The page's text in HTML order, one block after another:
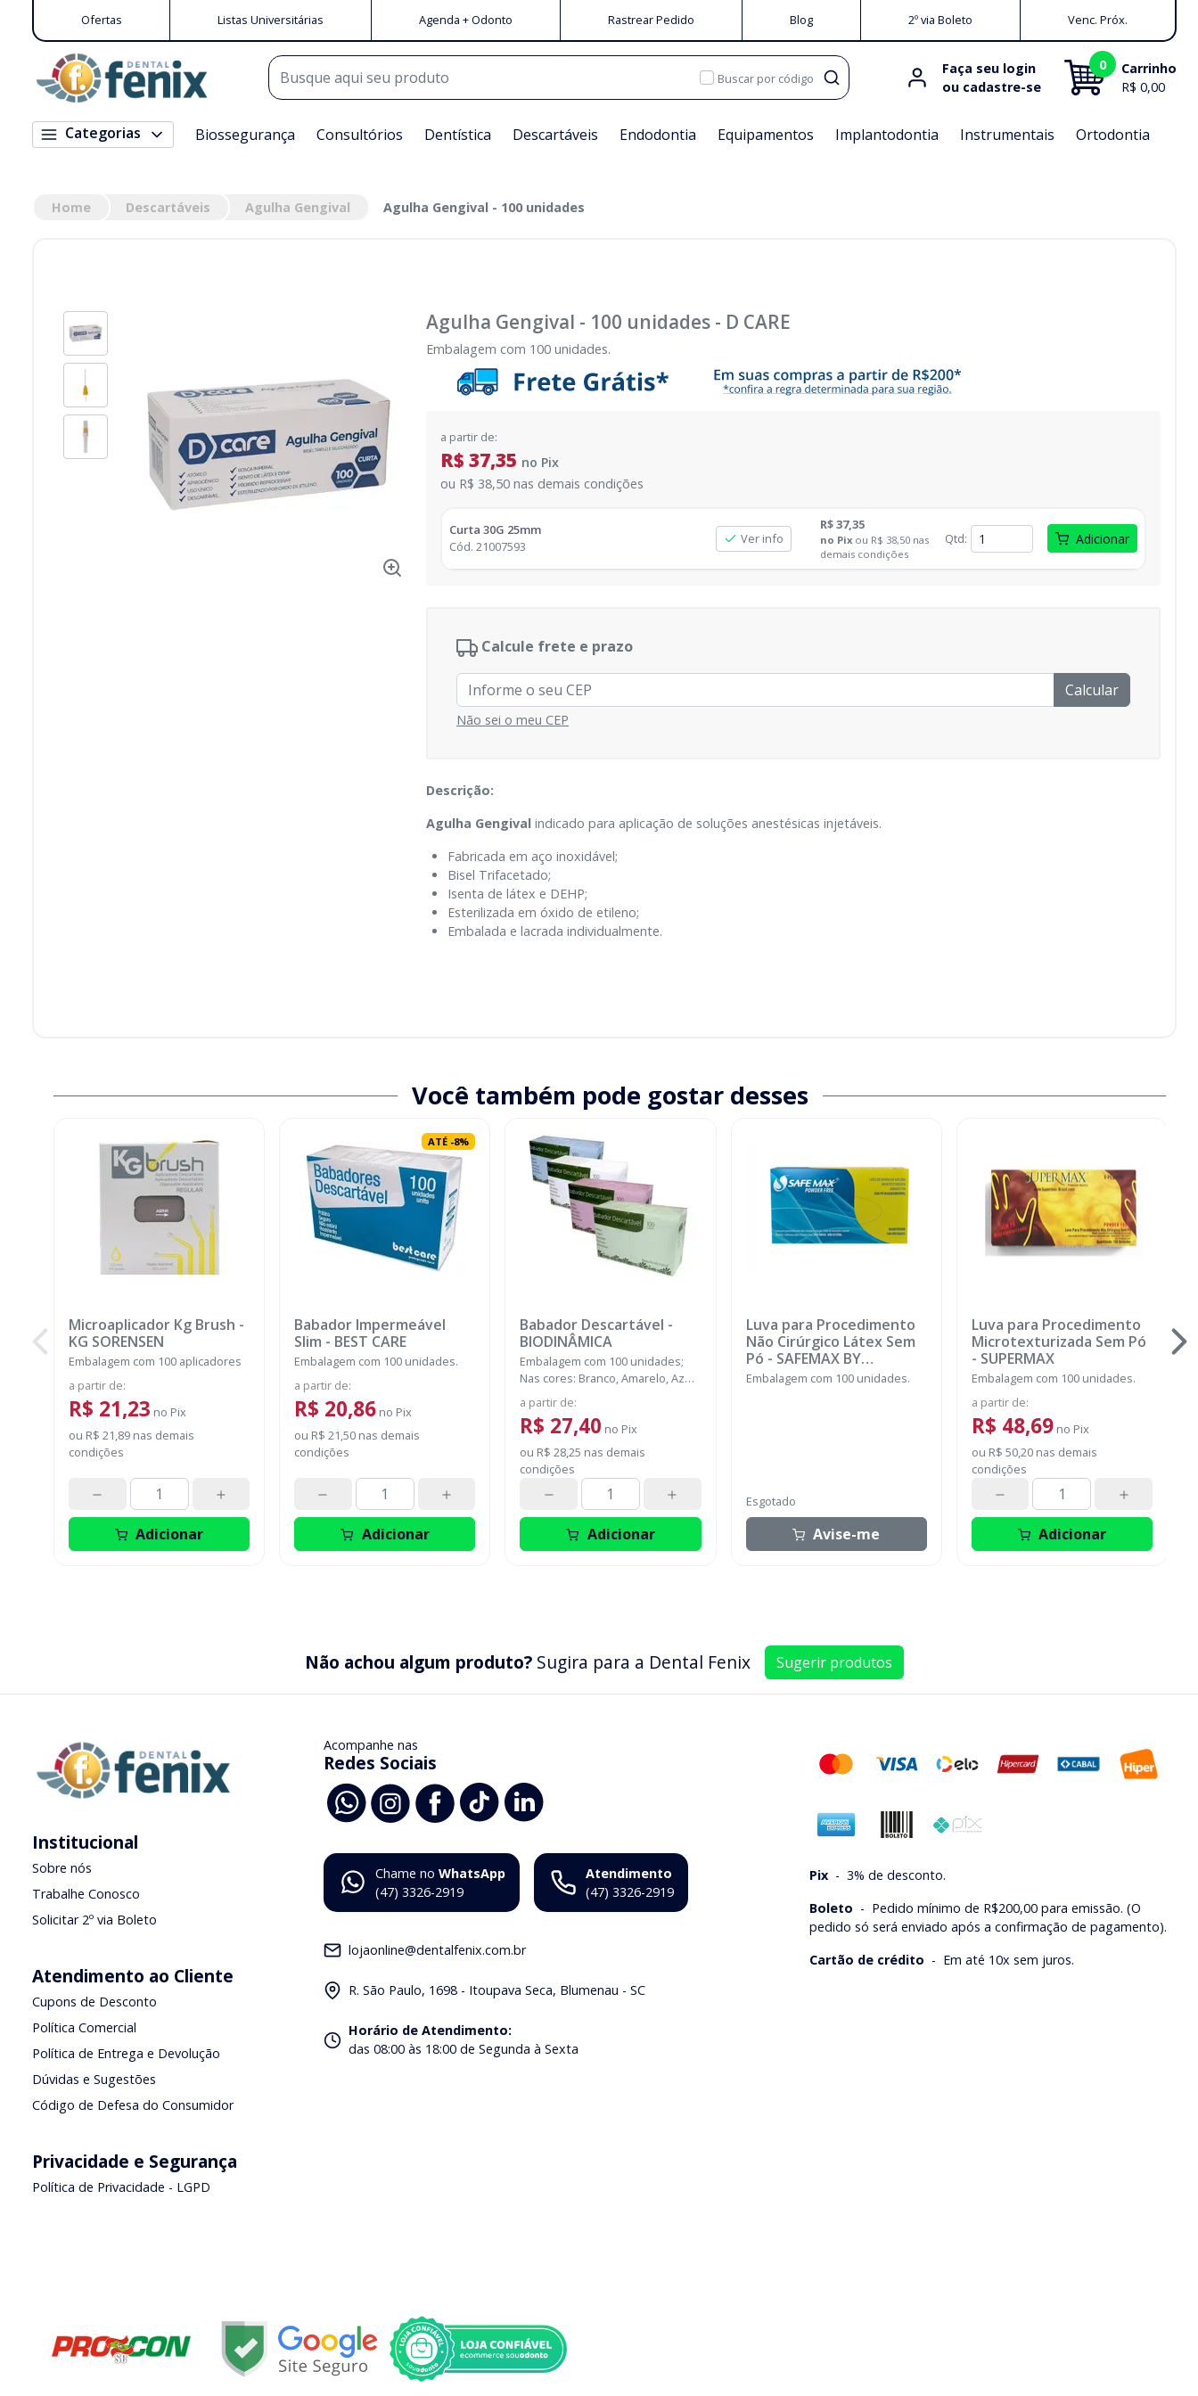
Ofertas Listas Universitárias Agenda + Odonto Rastrear Pedido Blog 2º via Boleto Venc. Próx.
Buscar por código
Faça seu login
ou cadastre-se
0
Carrinho
R$ 0,00
Categorias Biossegurança Consultórios Dentística Descartáveis Endodontia Equipamentos Implantodontia Instrumentais Ortodontia
Home Descartáveis Agulha Gengival Agulha Gengival - 100 unidades
Agulha Gengival - 100 unidades - D CARE
Embalagem com 100 unidades.
a partir de:
R$ 37,35 no Pix
ou R$ 38,50 nas demais condições
Curta 30G 25mm
Cód. 21007593 Ver info
R$ 37,35
no Pix ou R$ 38,50 nas
demais condições
Qtd: Adicionar
Calcule frete e prazo
Calcular
Não sei o meu CEP
Descrição:
Agulha Gengival indicado para aplicação de soluções anestésicas injetáveis.
Fabricada em aço inoxidável;
Bisel Trifacetado;
Isenta de látex e DEHP;
Esterilizada em óxido de etileno;
Embalada e lacrada individualmente.
Você também pode gostar desses
Microaplicador Kg Brush -
KG SORENSEN
Embalagem com 100 aplicadores
a partir de:
R$ 21,23 no Pix
ou R$ 21,89 nas demais
condições
Adicionar
ATÉ -8%
Babador Impermeável
Slim - BEST CARE
Embalagem com 100 unidades.
a partir de:
R$ 20,86 no Pix
ou R$ 21,50 nas demais
condições
Adicionar
Babador Descartável -
BIODINÂMICA
Embalagem com 100 unidades;
Nas cores: Branco, Amarelo, Azul,
Rosa, Verde e Misto.
a partir de:
R$ 27,40 no Pix
ou R$ 28,25 nas demais
condições
Adicionar
Luva para Procedimento
Não Cirúrgico Látex Sem
Pó - SAFEMAX BY
SUPERMAX
Embalagem com 100 unidades.
Esgotado
Avise-me
Luva para Procedimento
Microtexturizada Sem Pó
- SUPERMAX
Embalagem com 100 unidades.
a partir de:
R$ 48,69 no Pix
ou R$ 50,20nas demais
condições
Adicionar
Não achou algum produto? Sugira para a Dental Fenix Sugerir produtos
Institucional
Sobre nós
Trabalhe Conosco
Solicitar 2º via Boleto
Atendimento ao Cliente
Cupons de Desconto
Política Comercial
Política de Entrega e Devolução
Dúvidas e Sugestões
Código de Defesa do Consumidor
Privacidade e Segurança
Política de Privacidade - LGPD
Acompanhe nas
Redes Sociais
Chame no WhatsApp
(47) 3326-2919
Atendimento
(47) 3326-2919
lojaonline@dentalfenix.com.br
R. São Paulo, 1698 - Itoupava Seca, Blumenau - SC
Horário de Atendimento:
das 08:00 às 18:00 de Segunda à Sexta
Pix - 3% de desconto.
Boleto - Pedido mínimo de R$200,00 para emissão. (O
pedido só será enviado após a confirmação de pagamento).
Cartão de crédito - Em até 10x sem juros.